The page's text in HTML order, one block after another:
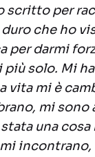
scritto per
che ho
per darmi
più solo. Mi
vita mi è
mi sono
una cosa